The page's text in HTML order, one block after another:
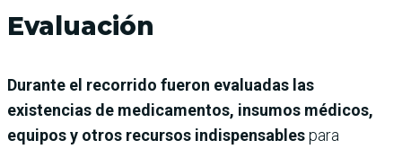
Evaluación
Durante el recorrido fueron evaluadas las
existencias de medicamentos, insumos médicos,
equipos y otros recursos indispensablespara